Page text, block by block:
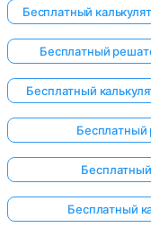
Бесплатный
Бесплатный
Бесплатный
Бесплатный
Бесплатный